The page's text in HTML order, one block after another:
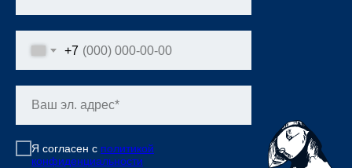
+7
Я согласен с политикой
конфиденциальности